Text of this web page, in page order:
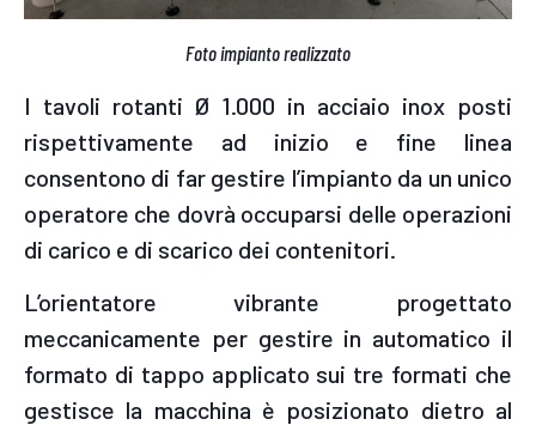
Foto impianto realizzato
I tavoli rotanti Ø 1.000 in acciaio inox posti
rispettivamente ad inizio e fine linea
consentono di far gestire l’impianto da un unico
operatore che dovrà occuparsi delle operazioni
di carico e di scarico dei contenitori.
L’orientatore vibrante progettato
meccanicamente per gestire in automatico il
formato di tappo applicato sui tre formati che
gestisce la macchina è posizionato dietro al